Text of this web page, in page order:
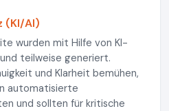
(KI/AI)
wurden mit Hilfe von KI-
teilweise generiert.
und Klarheit bemühen,
automatisierte
und sollten für kritische